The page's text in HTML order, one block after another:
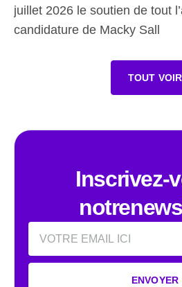
juillet 2026 le soutien de tout
candidature de Macky Sall
TOUT VOIR
Inscrivez-
Email
ENVOYER